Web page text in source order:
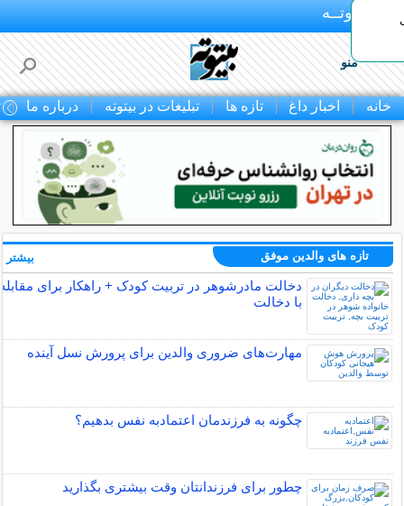
بـیتوتــه
منو
خانه اخبار داغ تازه ها تبلیغات در بیتوته درباره ما
تازه های والدین موفق
دخالت مادرشوهر در تربیت کودک + راهکار برای
با دخالت
مهارت‌های ضروری والدین برای پرورش نسل آینده
چگونه به فرزندمان اعتمادبه نفس بدهیم؟
چطور برای فرزندانتان وقت بیشتری بگذارید
بیشتر